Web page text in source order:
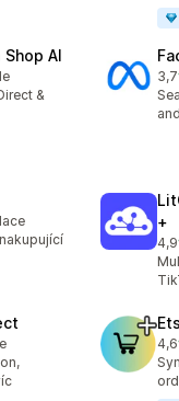
AI
&
3,7
+
4,9
4,6